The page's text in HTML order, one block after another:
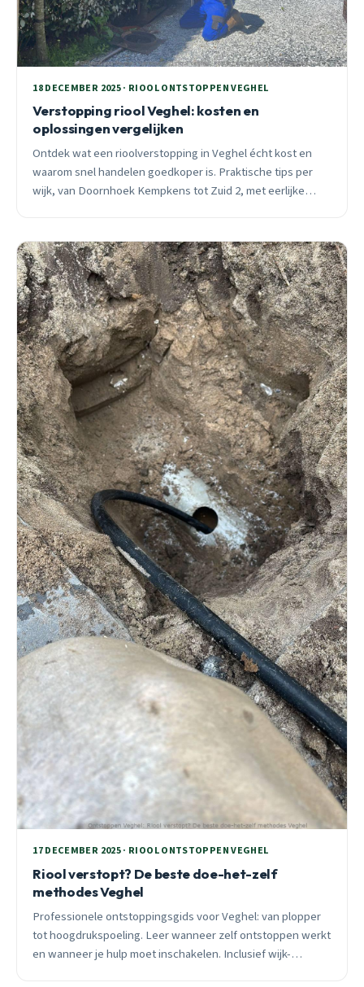
18 DECEMBER 2025 · RIOOL ONTSTOPPEN VEGHEL
Verstopping riool Veghel: kosten en
oplossingen vergelijken
Ontdek wat een rioolverstopping in Veghel écht kost en
waarom snel handelen goedkoper is. Praktische tips per
wijk, van Doornhoek Kempkens tot Zuid 2, met eerlijke
17 DECEMBER 2025 · RIOOL ONTSTOPPEN VEGHEL
Riool verstopt? De beste doe-het-zelf
methodes Veghel
Professionele ontstoppingsgids voor Veghel: van plopper
tot hoogdrukspoeling. Leer wanneer zelf ontstoppen werkt
en wanneer je hulp moet inschakelen. Inclusief wijk-